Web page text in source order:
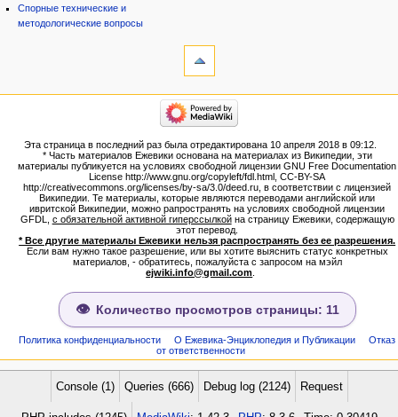
Спорные технические и
методологические вопросы
Версия
для
Постоянная
ссылка
Сведения
о странице
категории
Народ
Проекты
Проекты/Участники/
дополнения
Публикации:Авторы
Публикации:Статьи по типу
Темы
ежевиковый куст
ЕжеВиКа,Еврейская Вики-
ЕжеВиКа-ТаНаХ
ЕжеВиКа-Публикации
ЕжеВиКа-Книги (бумажные и
электронные), аудиокурсы,
навигация
Эта страница в последний раз была отредактирована 10 апреля 2018 в 09:12.
* Часть материалов Ежевики основана на материалах из Википедии, эти
материалы публикуется на условиях свободной лицензии GNU Free Documentation
License http://www.gnu.org/copyleft/fdl.html, CC-BY-SA
http://creativecommons.org/licenses/by-sa/3.0/deed.ru, в соответствии с лицензией
Википедии. Те материалы, которые являются переводами английской или
ивритской Википедии, можно рапространять на условиях свободной лицензии
GFDL, с обязательной активной гиперссылкойна страницу Ежевики, содержащую
этот перевод.
* Все другие материалы Ежевики нельзя распространять без ее разрешения.
Если вам нужно такое разрешение, или вы хотите выяснить статус конкретных
материалов, - обратитесь, пожалуйста с запросом на мэйл
ejwiki.info@gmail.com
Количество просмотров страницы: 11
Политика конфиденциальности О Ежевика-Энциклопедия и Публикации
Отказ
от ответственности
Console (1) Queries (666) Debug log (2124) Request